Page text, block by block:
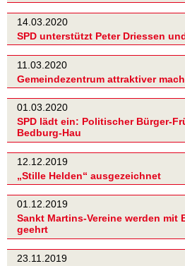
14.03.2020
SPD unterstützt Peter Driessen
11.03.2020
Gemeindezentrum attraktiver
01.03.2020
SPD lädt ein: Politischer Bürger-
Bedburg-Hau
12.12.2019
„Stille Helden“ ausgezeichnet
01.12.2019
Sankt Martins-Vereine werden mit
geehrt
23.11.2019